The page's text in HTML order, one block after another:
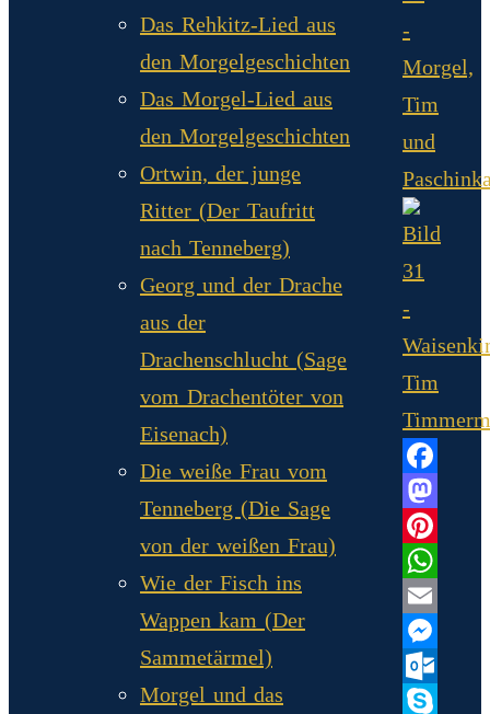
Facebook
Mastodon
Pinterest
Email
Das Rehkitz-Lied aus
den Morgelgeschichten
Das Morgel-Lied aus
den Morgelgeschichten
Ortwin, der junge
Ritter (Der Taufritt
nach Tenneberg)
Georg und der Drache
aus der
Drachenschlucht (Sage
vom Drachentöter von
Eisenach)
Die weiße Frau vom
Tenneberg (Die Sage
von der weißen Frau)
Wie der Fisch ins
Wappen kam (Der
Sammetärmel)
Morgel und das